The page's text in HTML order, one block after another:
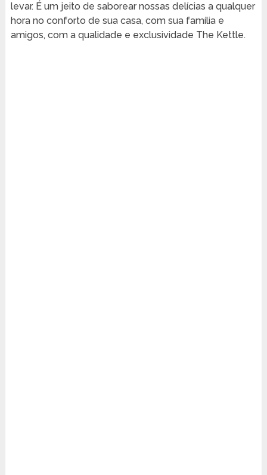
levar. É um jeito de saborear nossas delícias a qualquer
hora no conforto de sua casa, com sua família e
amigos, com a qualidade e exclusividade The Kettle.